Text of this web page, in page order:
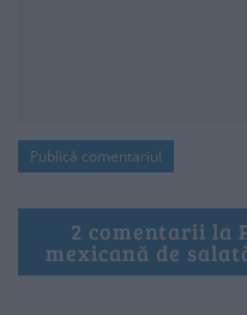
2 comentarii la
mexicană de